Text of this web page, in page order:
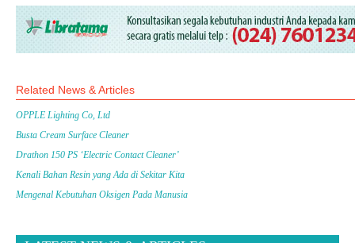
Related News & Articles
OPPLE Lighting Co, Ltd
Busta Cream Surface Cleaner
Drathon 150 PS ‘Electric Contact Cleaner’
Kenali Bahan Resin yang Ada di Sekitar Kita
Mengenal Kebutuhan Oksigen Pada Manusia